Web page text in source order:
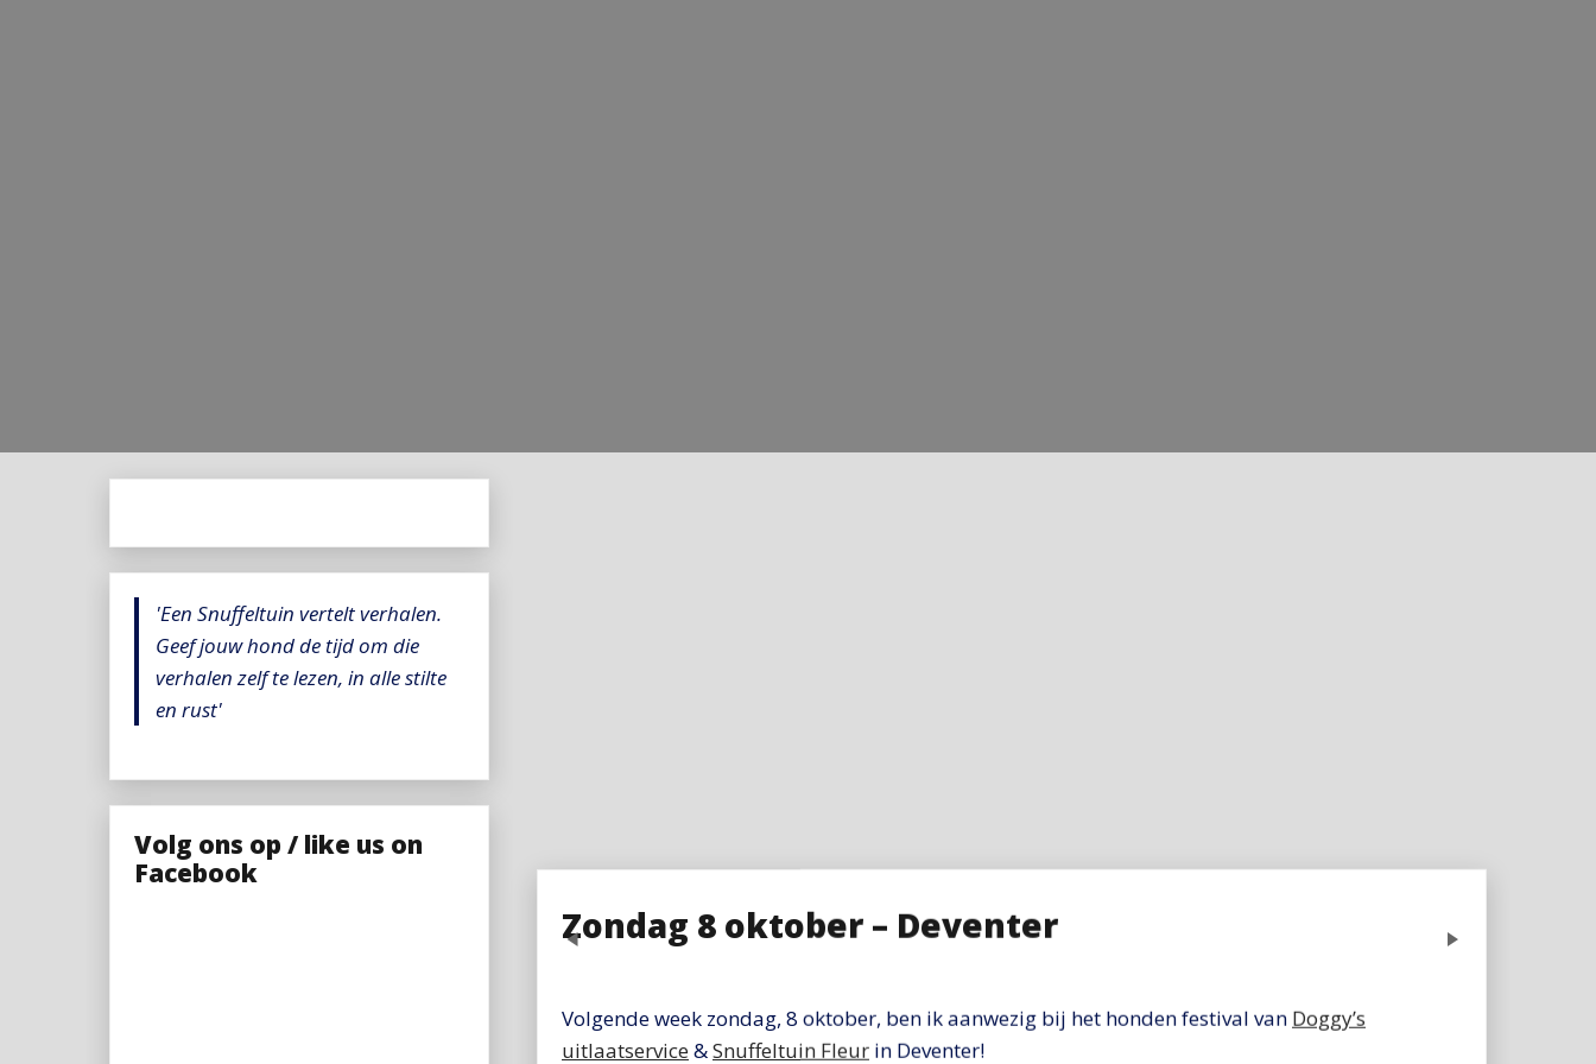
Zondag 8 oktober – Deventer
Volgende week zondag, 8 oktober, ben ik aanwezig bij het honden festival van Doggy’s
uitlaatservice &Snuffeltuin Fleur in Deventer!
Previous
'Een Snuffeltuin vertelt verhalen.
Geef jouw hond de tijd om die
verhalen zelf te lezen, in alle stilte
en rust'
Volg ons op / like us on
Facebook